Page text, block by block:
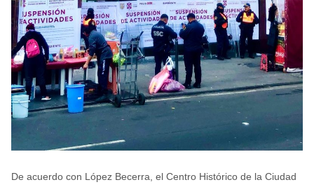
De acuerdo con López Becerra, el Centro Histórico de la Ciudad